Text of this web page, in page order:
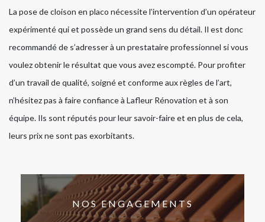
La pose de cloison en placo nécessite l’intervention d’un opérateur
expérimenté qui et possède un grand sens du détail. Il est donc
recommandé de s’adresser à un prestataire professionnel si vous
voulez obtenir le résultat que vous avez escompté. Pour profiter
d’un travail de qualité, soigné et conforme aux règles de l’art,
n’hésitez pas à faire confiance à Lafleur Rénovation et à son
équipe. Ils sont réputés pour leur savoir-faire et en plus de cela,
leurs prix ne sont pas exorbitants.
NOS ENGAGEMENTS